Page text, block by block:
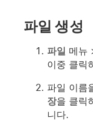
파일 생성
파일 메뉴
이중 클릭
파일 이름
장을 클릭
니다.